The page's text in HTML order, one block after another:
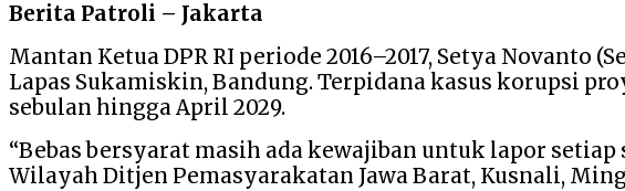
Berita Patroli – Jakarta
Mantan Ketua DPR RI periode 2016–2017, Setya
Lapas Sukamiskin, Bandung. Terpidana kasus korupsi
sebulan hingga April 2029.
“Bebas bersyarat masih ada kewajiban untuk lapor
Wilayah Ditjen Pemasyarakatan Jawa Barat, Kusnali,